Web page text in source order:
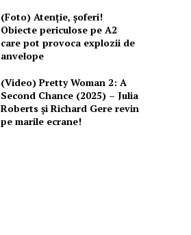
(Foto) Atenție, șoferi!
Obiecte periculose pe A2
care pot provoca explozii de
anvelope
(Video) Pretty Woman 2: A
Second Chance (2025) – Julia
Roberts și Richard Gere revin
pe marile ecrane!